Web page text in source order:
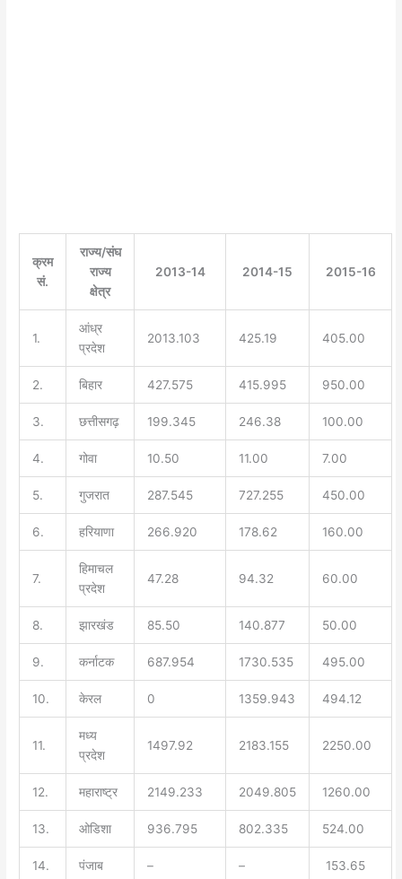
क्रम
सं.
राज्य/संघ
राज्य
क्षेत्र
2013-14 2014-15 2015-16
1.
आंध्र
प्रदेश
2013.103 425.19 405.00
2. बिहार 427.575 415.995 950.00
3. छत्तीसगढ़ 199.345 246.38 100.00
4. गोवा 10.50 11.00 7.00
5. गुजरात 287.545 727.255 450.00
6. हरियाणा 266.920 178.62 160.00
7.
हिमाचल
प्रदेश
47.28 94.32 60.00
8. झारखंड 85.50 140.877 50.00
9. कर्नाटक 687.954 1730.535 495.00
10. केरल 0 1359.943 494.12
11.
मध्य
प्रदेश
1497.92 2183.155 2250.00
12. महाराष्ट्र 2149.233 2049.805 1260.00
13. ओडिशा 936.795 802.335 524.00
14. पंजाब – – 153.65